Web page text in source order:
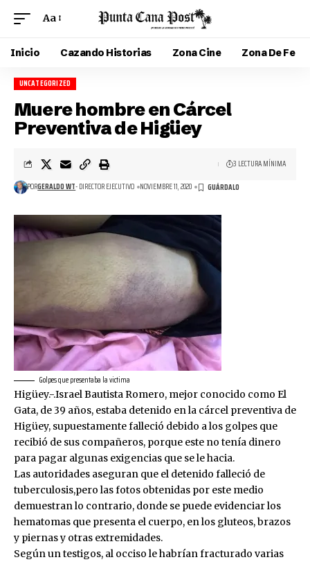
Aa
Inicio Cazando Historias Zona Cine Zona De Fe
UNCATEGORIZED
Muere hombre en Cárcel
Preventiva de Higüey
PORGERALDO WT- DIRECTOR EJECUTIVO NOVIEMBRE 11, 2020
3 LECTURA MÍNIMA
Golpes que presentaba la victima
Higüey.-.Israel Bautista Romero, mejor conocido como El
Gata, de 39 años, estaba detenido en la cárcel preventiva de
Higüey, supuestamente falleció debido a los golpes que
recibió de sus compañeros, porque este no tenía dinero
para pagar algunas exigencias que se le hacia.
Las autoridades aseguran que el detenido falleció de
tuberculosis,pero las fotos obtenidas por este medio
demuestran lo contrario, donde se puede evidenciar los
hematomas que presenta el cuerpo, en los gluteos, brazos
y piernas y otras extremidades.
Según un testigos, al occiso le habrían fracturado varias